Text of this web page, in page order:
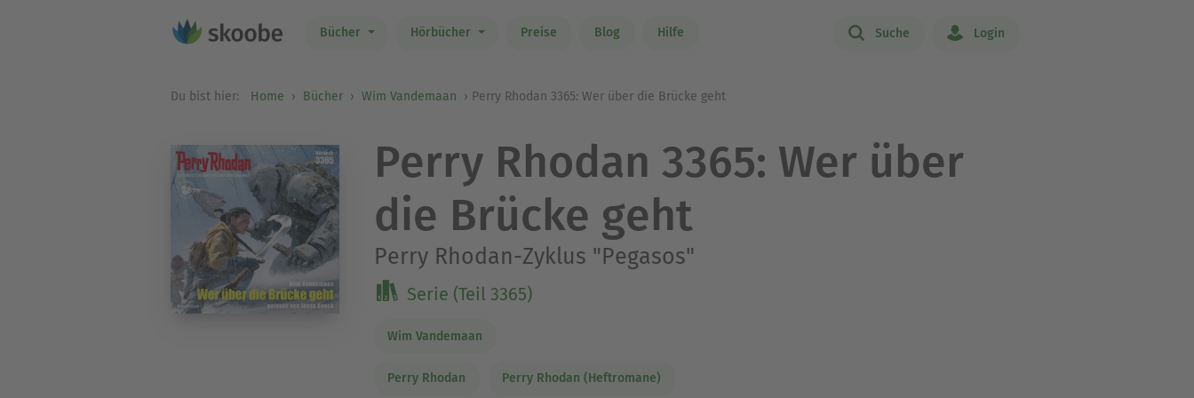
Bücher Hörbücher Preise Blog Hilfe Suche Login
Du bist hier: Home Bücher Wim Vandemaan Perry Rhodan 3365: Wer über die Brücke geht
Perry Rhodan 3365: Wer über
die Brücke geht
Perry Rhodan-Zyklus "Pegasos"
Serie (Teil 3365)
Wim Vandemaan
Perry Rhodan Perry Rhodan (Heftromane)